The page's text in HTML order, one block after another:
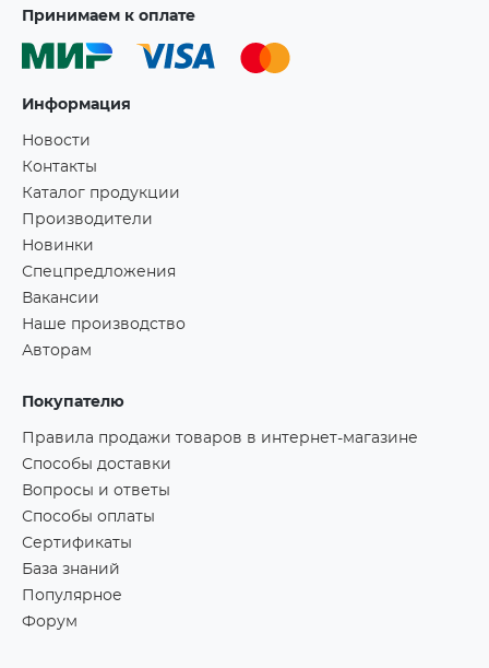
Принимаем к оплате
Информация
Новости
Контакты
Каталог продукции
Производители
Новинки
Спецпредложения
Вакансии
Наше производство
Авторам
Покупателю
Правила продажи товаров в интернет-магазине
Способы доставки
Вопросы и ответы
Способы оплаты
Сертификаты
База знаний
Популярное
Форум